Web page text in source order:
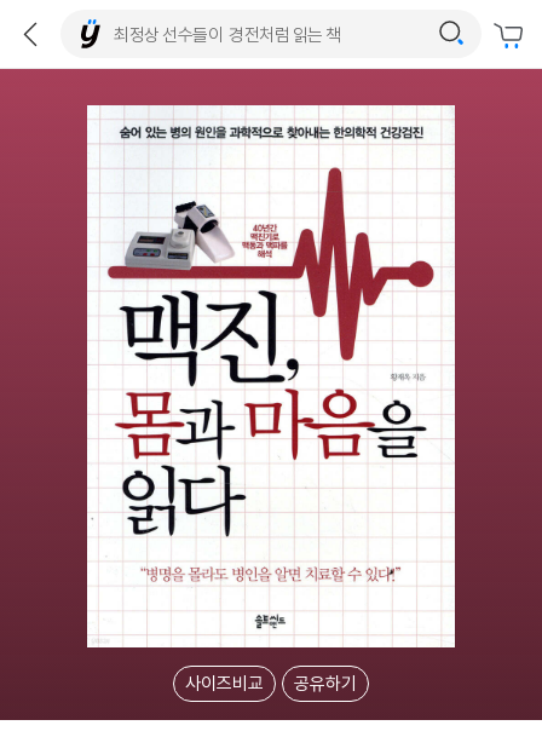
사이즈비교 공유하기